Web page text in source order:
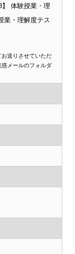
】 体験授業・理
業・理解度テス
お送りさせていただ
メールのフォルダ